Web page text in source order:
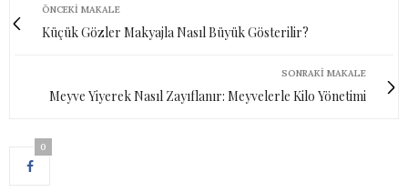
ÖNCEKI MAKALE
Küçük Gözler Makyajla Nasıl Büyük Gösterilir?
SONRAKI MAKALE
Meyve Yiyerek Nasıl Zayıflanır: Meyvelerle Kilo Yönetimi
0